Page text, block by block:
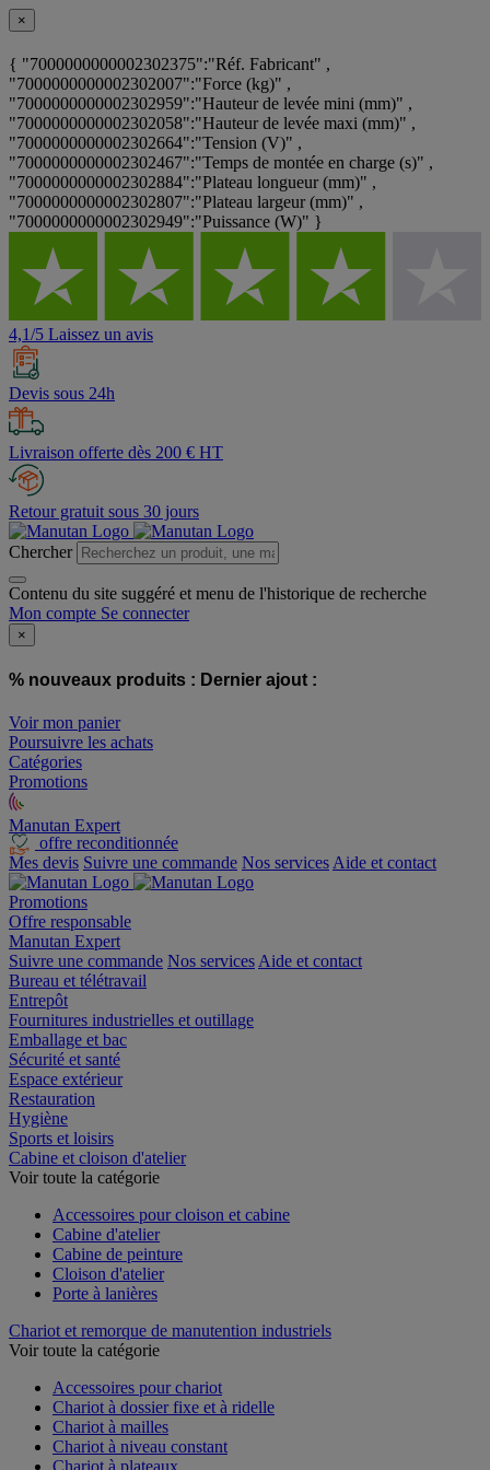
×
{ "7000000000002302375":"Réf. Fabricant" ,
"7000000000002302007":"Force (kg)" ,
"7000000000002302959":"Hauteur de levée mini (mm)" ,
"7000000000002302058":"Hauteur de levée maxi (mm)" ,
"7000000000002302664":"Tension (V)" ,
"7000000000002302467":"Temps de montée en charge (s)" ,
"7000000000002302884":"Plateau longueur (mm)" ,
"7000000000002302807":"Plateau largeur (mm)" ,
"7000000000002302949":"Puissance (W)" }
4,1/5 Laissez un avis
Devis sous 24h
Livraison offerte dès 200 € HT
Retour gratuit sous 30 jours
Chercher
Contenu du site suggéré et menu de l'historique de recherche
Mon compte Se connecter
×
% nouveaux produits : Dernier ajout :
Voir mon panier
Poursuivre les achats
Catégories
Promotions
Manutan Expert
offre reconditionnée
Mes devis Suivre une commande Nos services Aide et contact
Promotions
Offre responsable
Manutan Expert
Suivre une commande Nos services Aide et contact
Bureau et télétravail
Entrepôt
Fournitures industrielles et outillage
Emballage et bac
Sécurité et santé
Espace extérieur
Restauration
Hygiène
Sports et loisirs
Cabine et cloison d'atelier
Voir toute la catégorie
Accessoires pour cloison et cabine
Cabine d'atelier
Cabine de peinture
Cloison d'atelier
Porte à lanières
Chariot et remorque de manutention industriels
Voir toute la catégorie
Accessoires pour chariot
Chariot à dossier fixe et à ridelle
Chariot à mailles
Chariot à niveau constant
Chariot à plateaux